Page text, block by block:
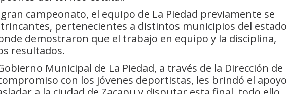
campeonato, el equipo de La Piedad previamente se
pertenecientes a distintos municipios del estado
demostraron que el trabajo en equipo y la disciplina,
resultados.
Municipal de La Piedad, a través de la Dirección de
con los jóvenes deportistas, les brindó el apoyo